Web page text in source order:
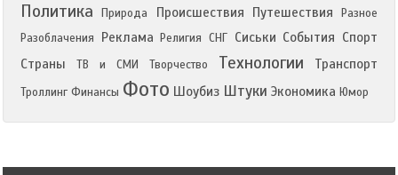
Политика Природа Происшествия Путешествия
Разное
Разоблачения
Реклама Религия СНГ Сиськи События Спорт
Страны
ТВ и СМИ Творчество Технологии Транспорт
Троллинг Финансы Фото Шоубиз Штуки Экономика Юмор